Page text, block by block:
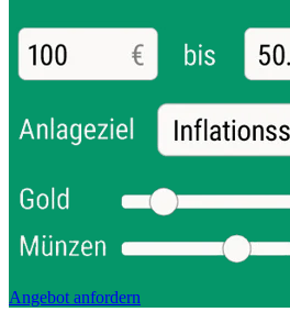
Angebot anfordern